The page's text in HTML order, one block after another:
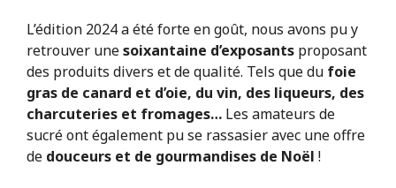
L’édition 2024 a été forte en goût, nous avons pu y
retrouver unesoixantaine d’exposants proposant
des produits divers et de qualité. Tels que du foie
gras de canard et d’oie, du vin, des liqueurs, des
charcuteries et fromages… Les amateurs de
sucré ont également pu se rassasier avec une offre
de douceurs et de gourmandises de Noël !